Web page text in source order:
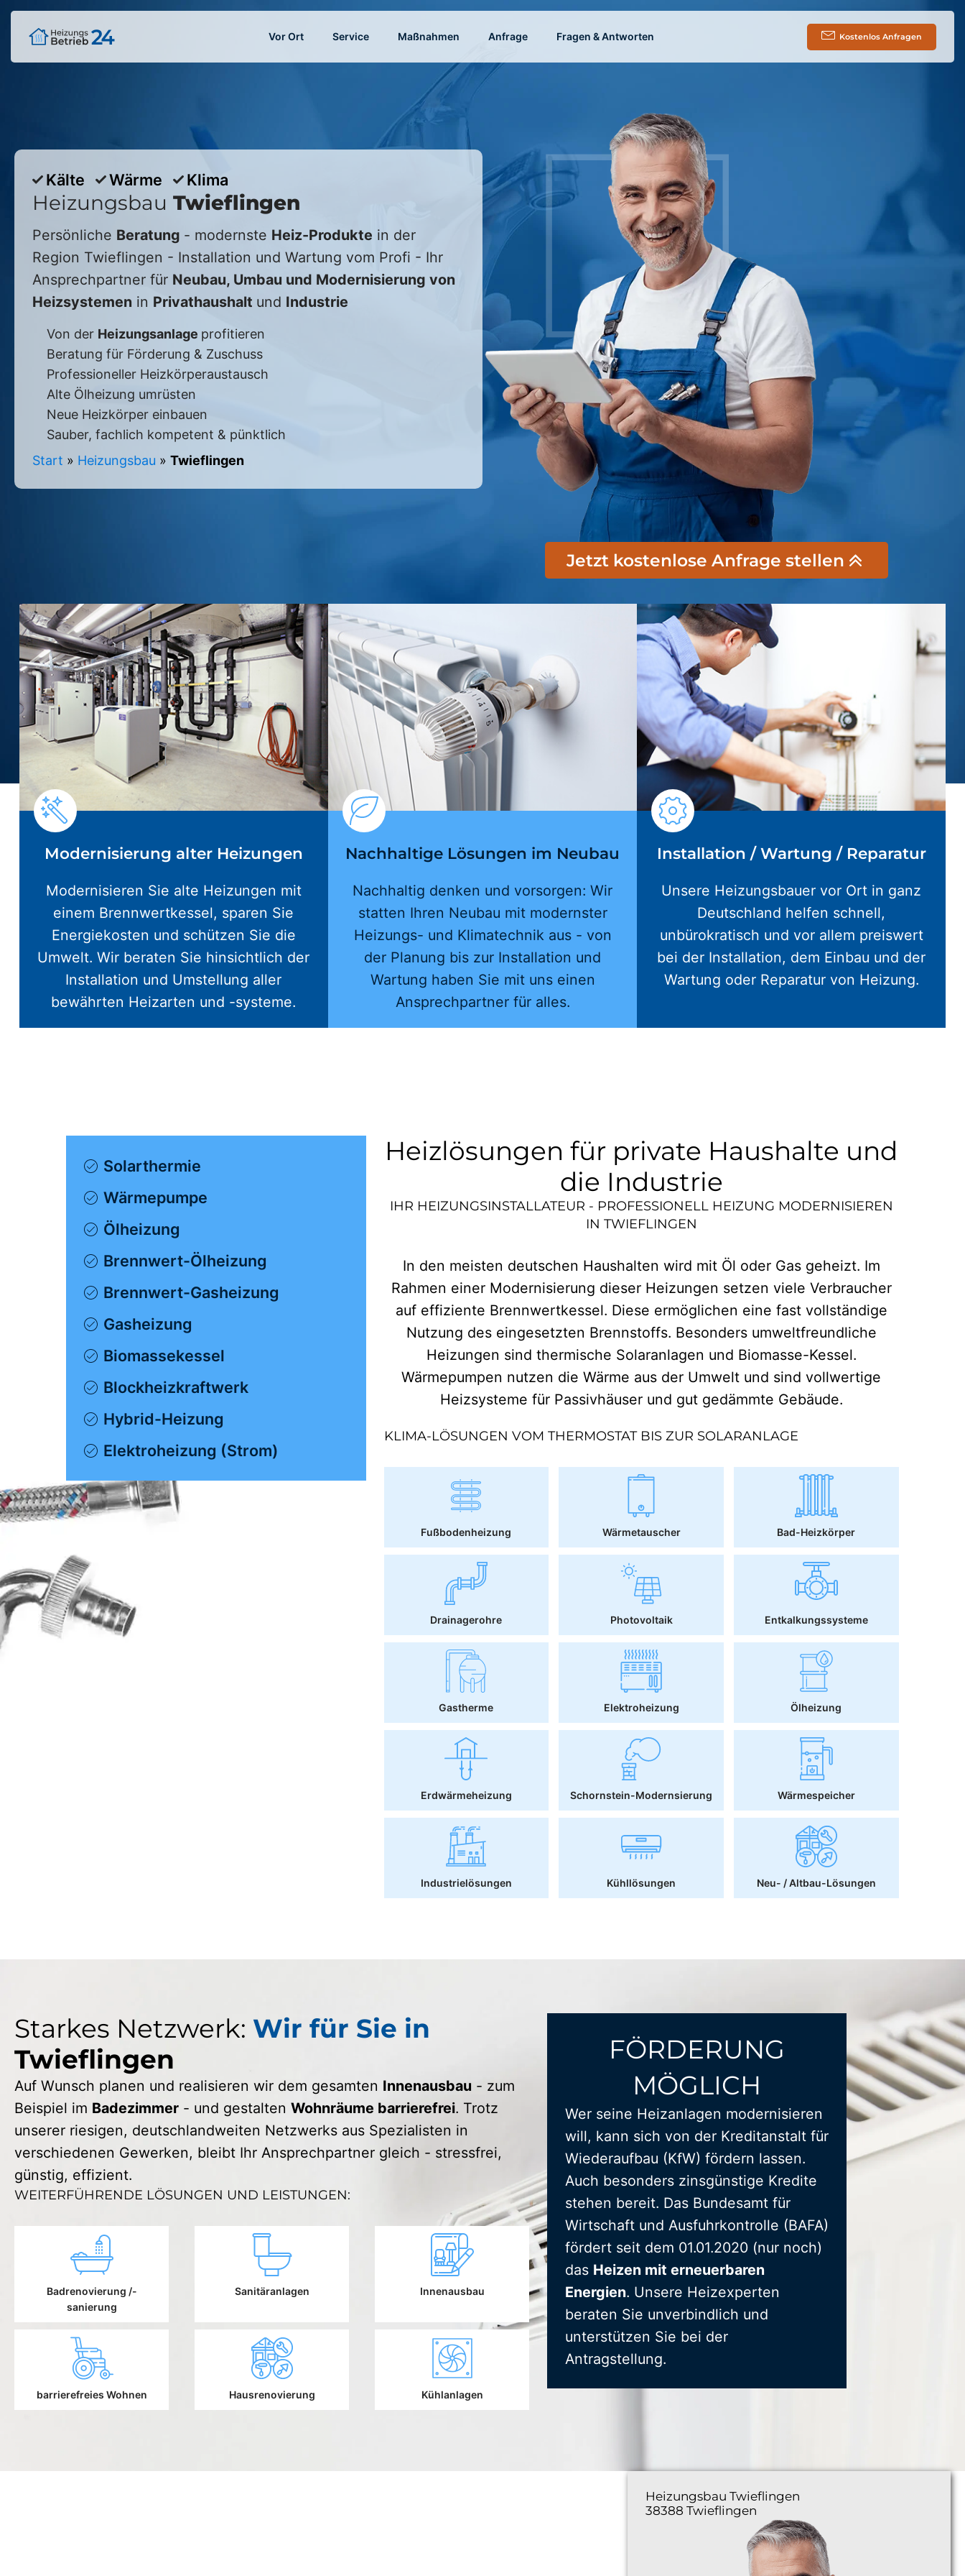
Vor Ort Service Maßnahmen Anfrage Fragen & Antworten Kostenlos Anfragen
Kälte Wärme Klima
Heizungsbau Twieflingen
Persönliche Beratung - modernste Heiz-Produkte in der
Region Twieflingen - Installation und Wartung vom Profi - Ihr
Ansprechpartner für Neubau, Umbau und Modernisierung von
Heizsystemen in Privathaushalt und Industrie
Von der Heizungsanlage profitieren
Beratung für Förderung & Zuschuss
Professioneller Heizkörperaustausch
Alte Ölheizung umrüsten
Neue Heizkörper einbauen
Sauber, fachlich kompetent & pünktlich
Start » Heizungsbau » Twieflingen
Jetzt kostenlose Anfrage stellen
Modernisierung alter Heizungen
Modernisieren Sie alte Heizungen mit
einem Brennwertkessel, sparen Sie
Energiekosten und schützen Sie die
Umwelt. Wir beraten Sie hinsichtlich der
Installation und Umstellung aller
bewährten Heizarten und -systeme.
Nachhaltige Lösungen im Neubau
Nachhaltig denken und vorsorgen: Wir
statten Ihren Neubau mit modernster
Heizungs- und Klimatechnik aus - von
der Planung bis zur Installation und
Wartung haben Sie mit uns einen
Ansprechpartner für alles.
Installation / Wartung / Reparatur
Unsere Heizungsbauer vor Ort in ganz
Deutschland helfen schnell,
unbürokratisch und vor allem preiswert
bei der Installation, dem Einbau und der
Wartung oder Reparatur von Heizung.
Solarthermie
Wärmepumpe
Ölheizung
Brennwert-Ölheizung
Brennwert-Gasheizung
Gasheizung
Biomassekessel
Blockheizkraftwerk
Hybrid-Heizung
Elektroheizung (Strom)
Heizlösungen für private Haushalte und
die Industrie
IHR HEIZUNGSINSTALLATEUR - PROFESSIONELL HEIZUNG MODERNISIEREN
IN TWIEFLINGEN
In den meisten deutschen Haushalten wird mit Öl oder Gas geheizt. Im
Rahmen einer Modernisierung dieser Heizungen setzen viele Verbraucher
auf effiziente Brennwertkessel. Diese ermöglichen eine fast vollständige
Nutzung des eingesetzten Brennstoffs. Besonders umweltfreundliche
Heizungen sind thermische Solaranlagen und Biomasse-Kessel.
Wärmepumpen nutzen die Wärme aus der Umwelt und sind vollwertige
Heizsysteme für Passivhäuser und gut gedämmte Gebäude.
KLIMA-LÖSUNGEN VOM THERMOSTAT BIS ZUR SOLARANLAGE
Fußbodenheizung Wärmetauscher Bad-Heizkörper
Drainagerohre Photovoltaik Entkalkungssysteme
Gastherme Elektroheizung Ölheizung
Erdwärmeheizung Schornstein-Modernsierung Wärmespeicher
Industrielösungen Kühllösungen Neu- / Altbau-Lösungen
Starkes Netzwerk: Wir für Sie in
Twieflingen
Auf Wunsch planen und realisieren wir dem gesamten Innenausbau - zum
Beispiel im Badezimmer - und gestalten Wohnräume barrierefrei. Trotz
unserer riesigen, deutschlandweiten Netzwerks aus Spezialisten in
verschiedenen Gewerken, bleibt Ihr Ansprechpartner gleich - stressfrei,
günstig, effizient.
WEITERFÜHRENDE LÖSUNGEN UND LEISTUNGEN:
Badrenovierung /-
sanierung
Sanitäranlagen Innenausbau
barrierefreies Wohnen Hausrenovierung Kühlanlagen
FÖRDERUNG
MÖGLICH
Wer seine Heizanlagen modernisieren
will, kann sich von der Kreditanstalt für
Wiederaufbau (KfW) fördern lassen.
Auch besonders zinsgünstige Kredite
stehen bereit. Das Bundesamt für
Wirtschaft und Ausfuhrkontrolle (BAFA)
fördert seit dem 01.01.2020 (nur noch)
das Heizen mit erneuerbaren
Energien. Unsere Heizexperten
beraten Sie unverbindlich und
unterstützen Sie bei der
Antragstellung.
Heizungsbau Twieflingen
38388 Twieflingen